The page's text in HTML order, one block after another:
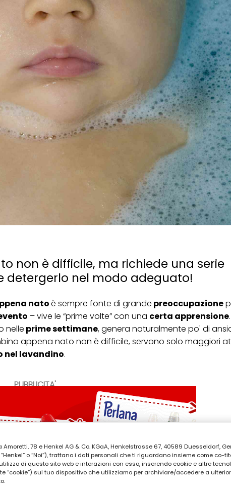
non è difficile, ma richiede una serie
detergerlo nel modo adeguato!
PUBBLICITA'
natoè sempre fonte di grande preoccupazione
– vive le “prime volte” con una certa apprensione
nelle prime settimane, genera naturalmente po' di
appena nato non è difficile, servono solo maggiori
nel lavandino.
Amoretti, 78 e Henkel AG & Co. KGaA, Henkelstrasse 67, 40589 Duesseldorf,
o “Noi”), trattano i dati personali che ti riguardano insieme come co-
di questo sito web e interazioni con esso, inserendo cookie e altre
“cookie”) sul tuo dispositivo che utilizziamo per archiviare/accedere a